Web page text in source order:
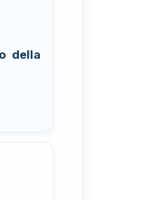
della